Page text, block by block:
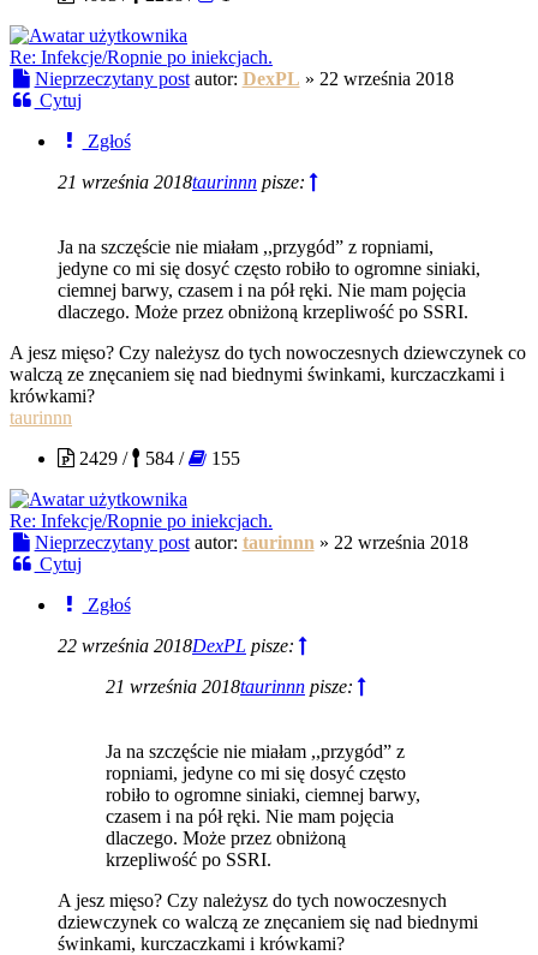
Re: Infekcje/Ropnie po iniekcjach.
Nieprzeczytany post autor: DexPL » 22 września 2018
Cytuj
Zgłoś
21 września 2018taurinnn pisze:
Ja na szczęście nie miałam ,,przygód” z ropniami,
jedyne co mi się dosyć często robiło to ogromne siniaki,
ciemnej barwy, czasem i na pół ręki. Nie mam pojęcia
dlaczego. Może przez obniżoną krzepliwość po SSRI.
A jesz mięso? Czy należysz do tych nowoczesnych dziewczynek co
walczą ze znęcaniem się nad biednymi świnkami, kurczaczkami i
krówkami?
taurinnn
2429 /
584 / 155
Re: Infekcje/Ropnie po iniekcjach.
Nieprzeczytany post autor: taurinnn » 22 września 2018
Cytuj
Zgłoś
22 września 2018DexPL pisze:
21 września 2018taurinnn pisze:
Ja na szczęście nie miałam ,,przygód” z
ropniami, jedyne co mi się dosyć często
robiło to ogromne siniaki, ciemnej barwy,
czasem i na pół ręki. Nie mam pojęcia
dlaczego. Może przez obniżoną
krzepliwość po SSRI.
A jesz mięso? Czy należysz do tych nowoczesnych
dziewczynek co walczą ze znęcaniem się nad biednymi
świnkami, kurczaczkami i krówkami?